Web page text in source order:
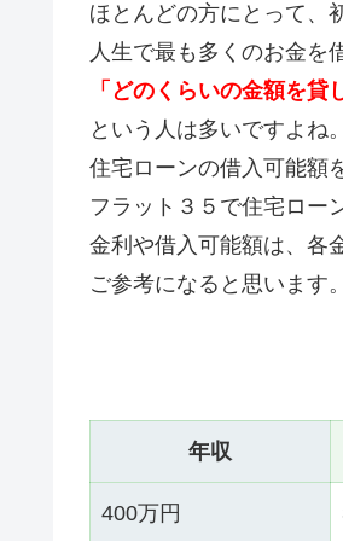
ほとんどの方にとって、
人生で最も多くのお金を
「どのくらいの金額を貸
という人は多いですよね。
住宅ローンの借入可能額
フラット３５で住宅ロー
金利や借入可能額は、各
ご参考になると思います。
年収
400万円